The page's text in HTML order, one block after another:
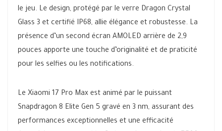
le jeu. Le design, protégé par le verre Dragon Crystal
Glass 3 et certifié IP68, allie élégance et robustesse. La
présence d’un second écran AMOLED arrière de 2,9
pouces apporte une touche d’originalité et de praticité
pour les selfies ou les notifications.
Le Xiaomi 17 Pro Max est animé par le puissant
Snapdragon 8 Elite Gen 5 gravé en 3 nm, assurant des
performances exceptionnelles et une efficacité